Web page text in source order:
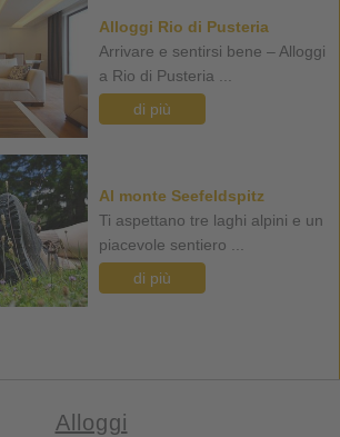
Alloggi Rio di Pusteria
Arrivare e sentirsi bene – Alloggi
a Rio di Pusteria ...
di più
Al monte Seefeldspitz
Ti aspettano tre laghi alpini e un
piacevole sentiero ...
di più
Alloggi